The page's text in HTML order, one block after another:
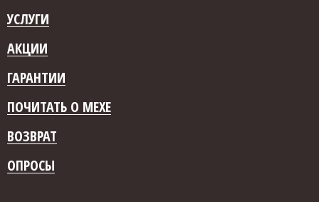
УСЛУГИ
АКЦИИ
ГАРАНТИИ
ПОЧИТАТЬ О МЕХЕ
ВОЗВРАТ
ОПРОСЫ